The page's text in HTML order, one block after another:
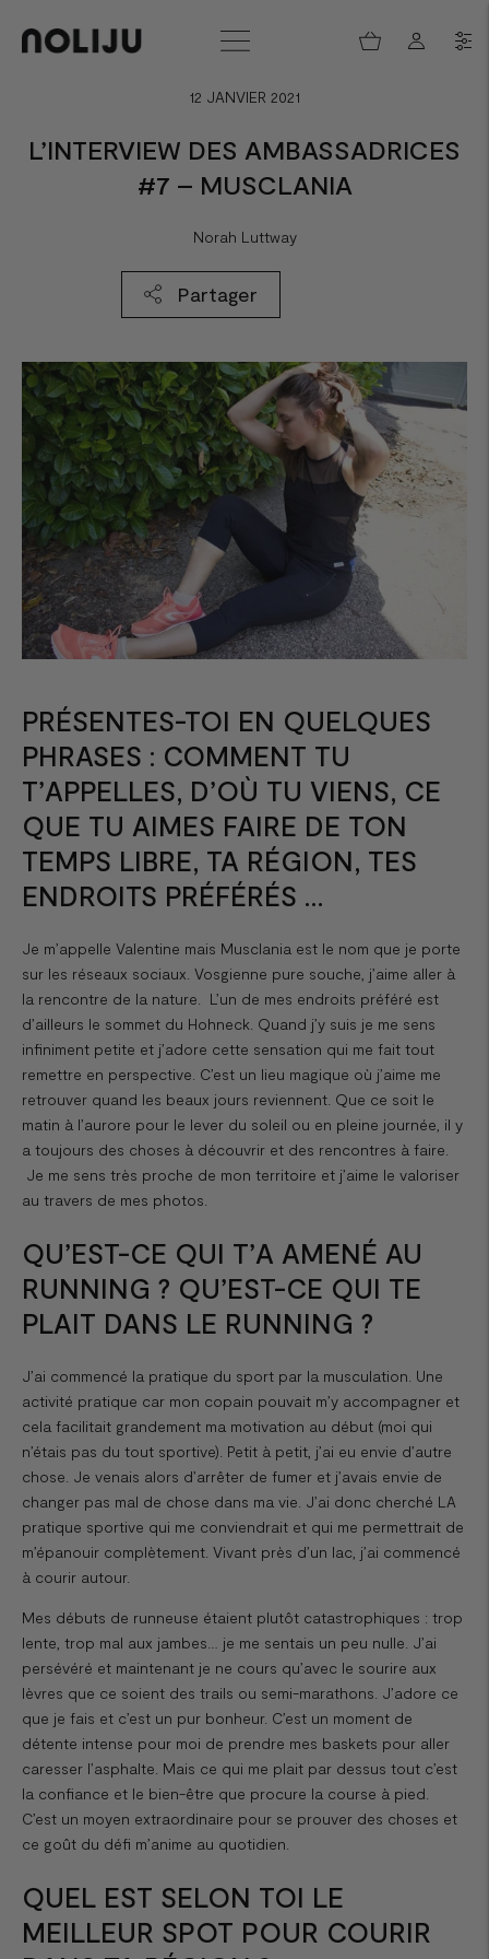
12 JANVIER 2021
L’INTERVIEW DES AMBASSADRICES
#7 – MUSCLANIA
Norah Luttway
Partager
PRÉSENTES-TOI EN QUELQUES
PHRASES : COMMENT TU
T’APPELLES, D’OÙ TU VIENS, CE
QUE TU AIMES FAIRE DE TON
TEMPS LIBRE, TA RÉGION, TES
ENDROITS PRÉFÉRÉS …
Je m’appelle Valentine mais Musclania est le nom que je porte
sur les réseaux sociaux. Vosgienne pure souche, j’aime aller à
la rencontre de la nature. L’un de mes endroits préféré est
d’ailleurs le sommet du Hohneck. Quand j’y suis je me sens
infiniment petite et j’adore cette sensation qui me fait tout
remettre en perspective. C’est un lieu magique où j’aime me
retrouver quand les beaux jours reviennent. Que ce soit le
matin à l’aurore pour le lever du soleil ou en pleine journée, il y
a toujours des choses à découvrir et des rencontres à faire.
Je me sens très proche de mon territoire et j’aime le valoriser
au travers de mes photos.
QU’EST-CE QUI T’A AMENÉ AU
RUNNING ? QU’EST-CE QUI TE
PLAIT DANS LE RUNNING ?
J’ai commencé la pratique du sport par la musculation. Une
activité pratique car mon copain pouvait m’y accompagner et
cela facilitait grandement ma motivation au début (moi qui
n’étais pas du tout sportive). Petit à petit, j’ai eu envie d’autre
chose. Je venais alors d’arrêter de fumer et j’avais envie de
changer pas mal de chose dans ma vie. J’ai donc cherché LA
pratique sportive qui me conviendrait et qui me permettrait de
m’épanouir complètement. Vivant près d’un lac, j’ai commencé
à courir autour.
Mes débuts de runneuse étaient plutôt catastrophiques : trop
lente, trop mal aux jambes… je me sentais un peu nulle. J’ai
persévéré et maintenant je ne cours qu’avec le sourire aux
lèvres que ce soient des trails ou semi-marathons. J’adore ce
que je fais et c’est un pur bonheur. C’est un moment de
détente intense pour moi de prendre mes baskets pour aller
caresser l’asphalte. Mais ce qui me plait par dessus tout c’est
la confiance et le bien-être que procure la course à pied.
C’est un moyen extraordinaire pour se prouver des choses et
ce goût du défi m’anime au quotidien.
QUEL EST SELON TOI LE
MEILLEUR SPOT POUR COURIR